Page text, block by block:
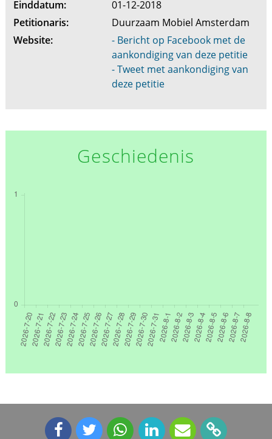
Einddatum:
01-12-2018
Petitionaris:
Duurzaam Mobiel Amsterdam
Website:
- Bericht op Facebook met de
aankondiging van deze petitie
- Tweet met aankondiging van
deze petitie
Geschiedenis